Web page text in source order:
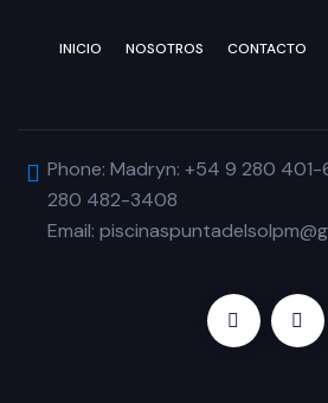
INICIO NOSOTROS CONTACTO
Phone: Madryn: +54 9 280
280 482-3408
Email: